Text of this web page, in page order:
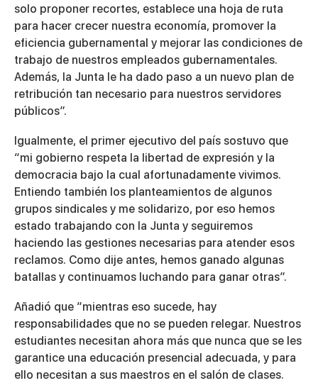
solo proponer recortes, establece una hoja de ruta
para hacer crecer nuestra economía, promover la
eficiencia gubernamental y mejorar las condiciones de
trabajo de nuestros empleados gubernamentales.
Además, la Junta le ha dado paso a un nuevo plan de
retribución tan necesario para nuestros servidores
públicos”.
Igualmente, el primer ejecutivo del país sostuvo que
“mi gobierno respeta la libertad de expresión y la
democracia bajo la cual afortunadamente vivimos.
Entiendo también los planteamientos de algunos
grupos sindicales y me solidarizo, por eso hemos
estado trabajando con la Junta y seguiremos
haciendo las gestiones necesarias para atender esos
reclamos. Como dije antes, hemos ganado algunas
batallas y continuamos luchando para ganar otras”.
Añadió que “mientras eso sucede, hay
responsabilidades que no se pueden relegar. Nuestros
estudiantes necesitan ahora más que nunca que se les
garantice una educación presencial adecuada, y para
ello necesitan a sus maestros en el salón de clases.